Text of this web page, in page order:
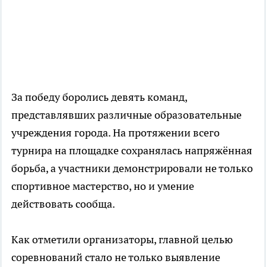
За победу боролись девять команд,
представлявших различные образовательные
учреждения города. На протяжении всего
турнира на площадке сохранялась напряжённая
борьба, а участники демонстрировали не только
спортивное мастерство, но и умение
действовать сообща.
Как отметили организаторы, главной целью
соревнований стало не только выявление